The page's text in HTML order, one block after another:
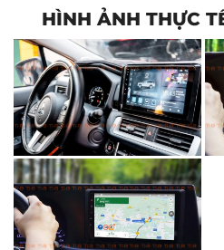
HÌNH ẢNH THỰC